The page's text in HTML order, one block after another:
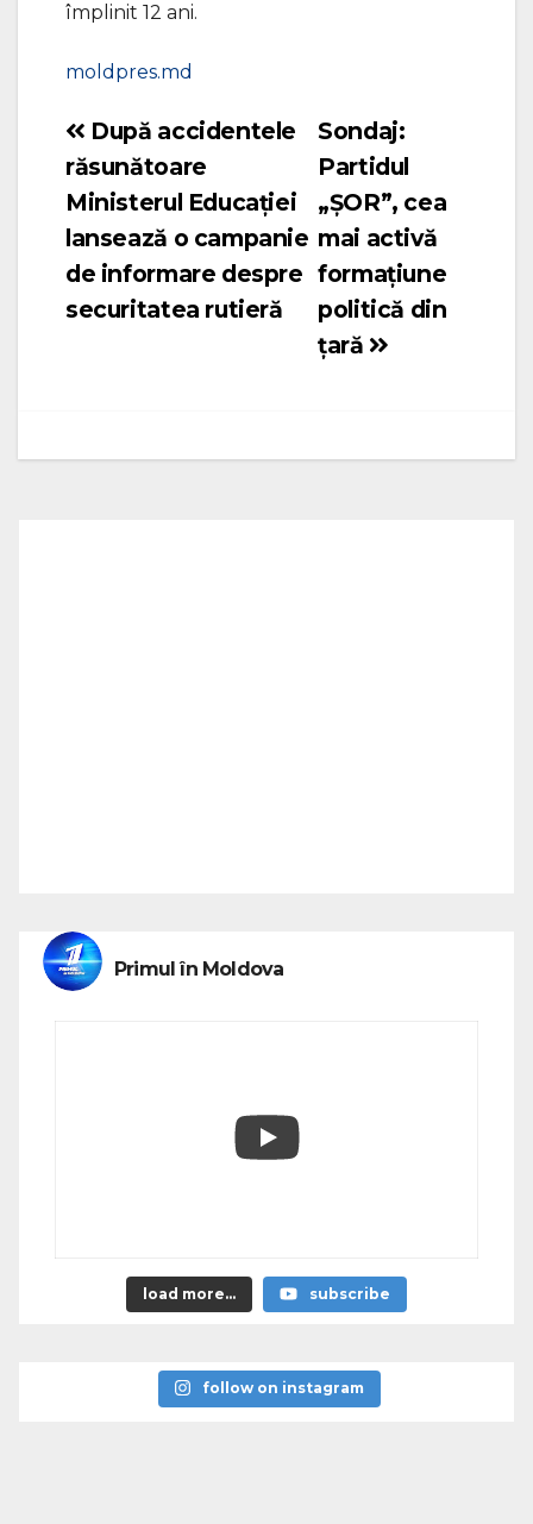
împlinit 12 ani.
moldpres.md
Navigare
în
articole
Sondaj:
Partidul
„ȘOR”, cea
mai activă
formațiune
politică din
țară
După accidentele
răsunătoare
Ministerul Educației
lansează o campanie
de informare despre
securitatea rutieră
Primul în Moldova
load more... subscribe
follow on instagram